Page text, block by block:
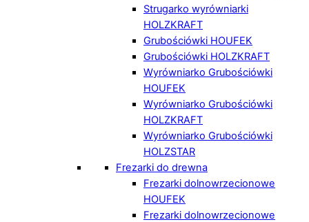
Strugarko wyrówniarki
HOLZKRAFT
Grubościówki HOUFEK
Grubościówki HOLZKRAFT
Wyrówniarko Grubościówki
HOUFEK
Wyrówniarko Grubościówki
HOLZKRAFT
Wyrówniarko Grubościówki
HOLZSTAR
Frezarki do drewna
Frezarki dolnowrzecionowe
HOUFEK
Frezarki dolnowrzecionowe